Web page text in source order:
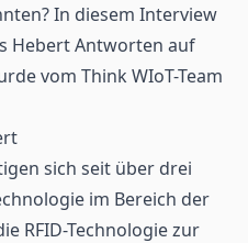
In diesem Interview
Hebert Antworten auf
vom Think WIoT-Team
sich seit über drei
im Bereich der
RFID-Technologie zur